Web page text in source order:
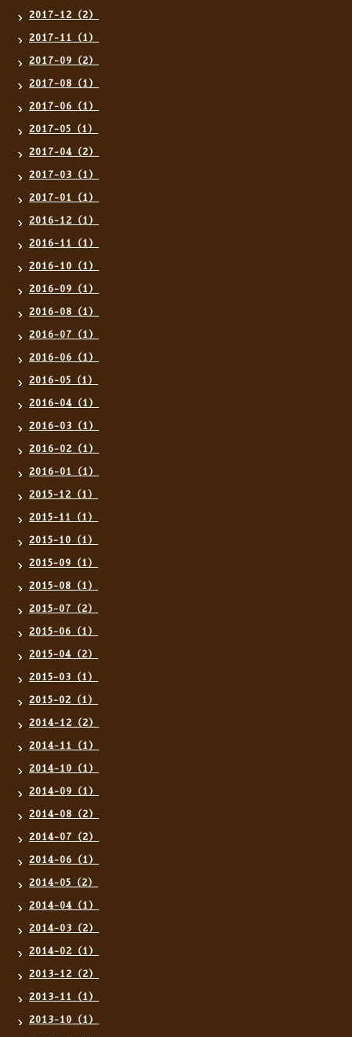
2017-12（2）
2017-11（1）
2017-09（2）
2017-08（1）
2017-06（1）
2017-05（1）
2017-04（2）
2017-03（1）
2017-01（1）
2016-12（1）
2016-11（1）
2016-10（1）
2016-09（1）
2016-08（1）
2016-07（1）
2016-06（1）
2016-05（1）
2016-04（1）
2016-03（1）
2016-02（1）
2016-01（1）
2015-12（1）
2015-11（1）
2015-10（1）
2015-09（1）
2015-08（1）
2015-07（2）
2015-06（1）
2015-04（2）
2015-03（1）
2015-02（1）
2014-12（2）
2014-11（1）
2014-10（1）
2014-09（1）
2014-08（2）
2014-07（2）
2014-06（1）
2014-05（2）
2014-04（1）
2014-03（2）
2014-02（1）
2013-12（2）
2013-11（1）
2013-10（1）